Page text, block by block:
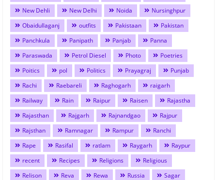
New Dehli
New Delhi Noida
Nursinghpur
Obaidullaganj
outfits Pakistaan
Pakistan
Panchkula
Panipath Panjab
Panna
Paraswada
Petrol Diesel Photo
Poetries
Poitics
pol Politics Prayagraj
Punjab
Rachi
Raebareli Raghogarh
raigarh
Railway
Rain Raipur Raisen
Rajastha
Rajasthan
Rajgarh Rajnandgao
Rajpur
Rajsthan
Ramnagar Rampur
Ranchi
Rape
Rasifal ratlam Raygarh
Raypur
recent
Recipes Religions
Religious
Relison
Reva Rewa Russia
Sagar